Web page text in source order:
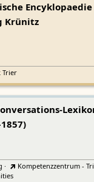
Encyklopaedie
Krünitz
Trier
·
Kompetenzzentrum -